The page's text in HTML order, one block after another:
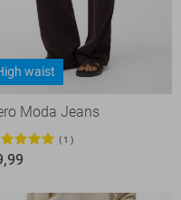
waist
Moda Jeans
1